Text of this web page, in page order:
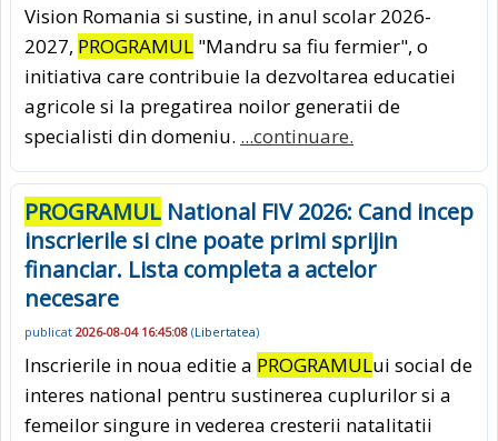
Vision Romania si sustine, in anul scolar 2026-
2027, PROGRAMUL "Mandru sa fiu fermier", o
initiativa care contribuie la dezvoltarea educatiei
agricole si la pregatirea noilor generatii de
specialisti din domeniu. ...continuare.
PROGRAMUL National FIV 2026: Cand incep
inscrierile si cine poate primi sprijin
financiar. Lista completa a actelor
necesare
publicat 2026-08-04 16:45:08 (Libertatea)
Inscrierile in noua editie a PROGRAMULui social de
interes national pentru sustinerea cuplurilor si a
femeilor singure in vederea cresterii natalitatii